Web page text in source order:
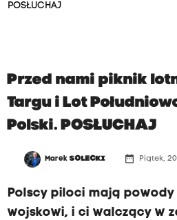
POSŁUCHAJ
Przed nami piknik
Targu i Lot
Polski. POSŁUCHAJ
MarekSOLECKI date_range Piątek,
Polscy piloci mają
wojskowi, i ci walczący w